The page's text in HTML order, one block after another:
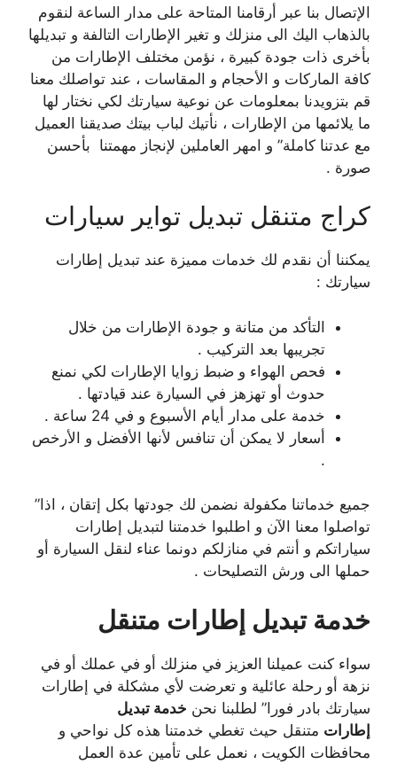
الإتصال بنا عبر أرقامنا المتاحة على مدار الساعة لنقوم
بالذهاب اليك الى منزلك و تغير الإطارات التالفة و تبديلها
بأخرى ذات جودة كبيرة ، نؤمن مختلف الإطارات من
كافة الماركات و الأحجام و المقاسات ، عند تواصلك معنا
قم بتزويدنا بمعلومات عن نوعية سيارتك لكي نختار لها
ما يلائمها من الإطارات ، نأتيك لباب بيتك صديقنا العميل
مع عدتنا كاملة” و امهر العاملين لإنجاز مهمتنا بأحسن
صورة .
كراج متنقل تبديل تواير سيارات
يمكننا أن نقدم لك خدمات مميزة عند تبديل إطارات
سيارتك :
التأكد من متانة و جودة الإطارات من خلال
تجريبها بعد التركيب .
فحص الهواء و ضبط زوايا الإطارات لكي نمنع
حدوث أو تهزهز في السيارة عند قيادتها .
خدمة على مدار أيام الأسبوع و في 24 ساعة .
أسعار لا يمكن أن تنافس لأنها الأفضل و الأرخص
.
جميع خدماتنا مكفولة نضمن لك جودتها بكل إتقان ، اذا”
تواصلوا معنا الآن و اطلبوا خدمتنا لتبديل إطارات
سياراتكم و أنتم في منازلكم دونما عناء لنقل السيارة أو
حملها الى ورش التصليحات .
خدمة تبديل إطارات متنقل
سواء كنت عميلنا العزيز في منزلك أو في عملك أو في
نزهة أو رحلة عائلية و تعرضت لأي مشكلة في إطارات
سيارتك بادر فورا” لطلبنا نحن خدمة تبديل
إطارات متنقل حيث تغطي خدمتنا هذه كل نواحي و
محافظات الكويت ، نعمل على تأمين عدة العمل